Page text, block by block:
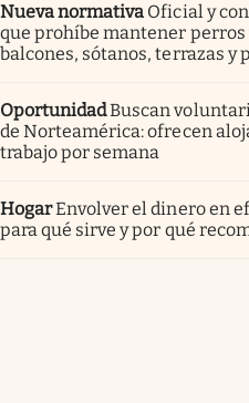
Nueva normativa Oficial y
que prohíbe mantener
balcones, sótanos, terrazas y
OportunidadBuscan
de Norteamérica: ofrecen
trabajo por semana
HogarEnvolver el dinero en
para qué sirve y por qué